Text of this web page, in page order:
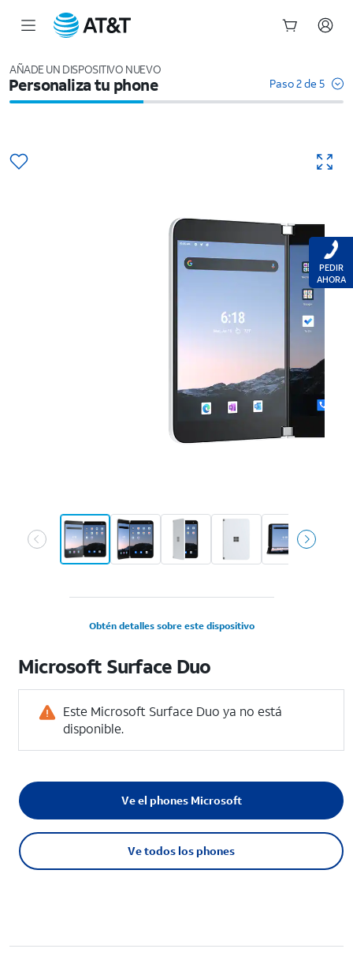
AÑADE UN DISPOSITIVO NUEVO
Personaliza tu phone Paso 2 de 5
Obtén detalles sobre este dispositivo
Microsoft Surface Duo
Este Microsoft Surface Duo ya no está
disponible.
Ve todos los phones
Ve el phones Microsoft
PEDIR
AHORA